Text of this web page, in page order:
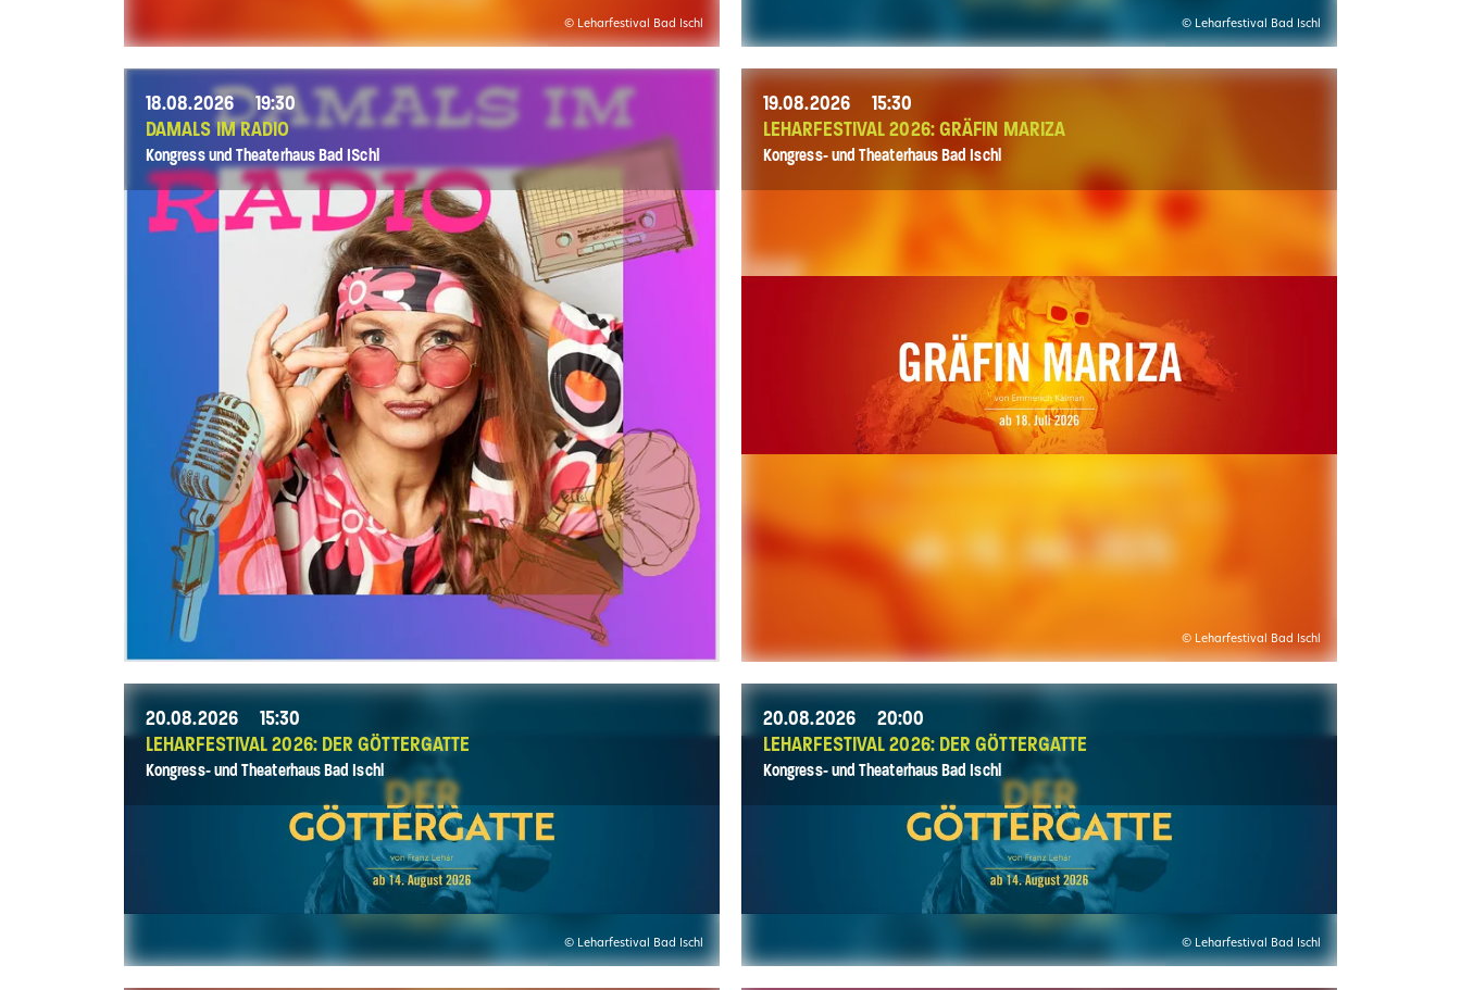
© Leharfestival Bad Ischl © Leharfestival Bad Ischl
18.08.2026
19:30
DAMALS IM RADIO
Kongress und Theaterhaus Bad ISchl
19.08.2026
15:30
LEHARFESTIVAL 2026: GRÄFIN MARIZA
Kongress- und Theaterhaus Bad Ischl
© Leharfestival Bad Ischl
20.08.2026
15:30
LEHARFESTIVAL 2026: DER GÖTTERGATTE
Kongress- und Theaterhaus Bad Ischl
© Leharfestival Bad Ischl
20.08.2026
20:00
LEHARFESTIVAL 2026: DER GÖTTERGATTE
Kongress- und Theaterhaus Bad Ischl
© Leharfestival Bad Ischl